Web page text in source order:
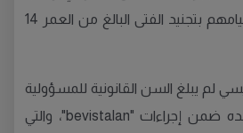
جريمة، بعد الاشتباه بقيامهم بتجنيد الفتى البالغ من العمر 14
لم يبلغ السن القانونية للمسؤولية
الجنائية، تُدار القضية ضده ضمن إجراءات "bevistalan"، والتي